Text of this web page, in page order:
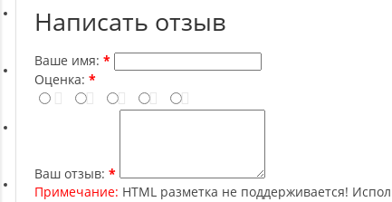
Футбол и гандбол
Новинки
Написать отзыв
Ваше имя:
Оценка:
Ваш отзыв:
Примечание: HTML разметка не поддерживается!